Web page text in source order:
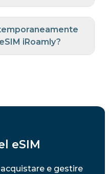
iRoamly?
eSIM
e gestire